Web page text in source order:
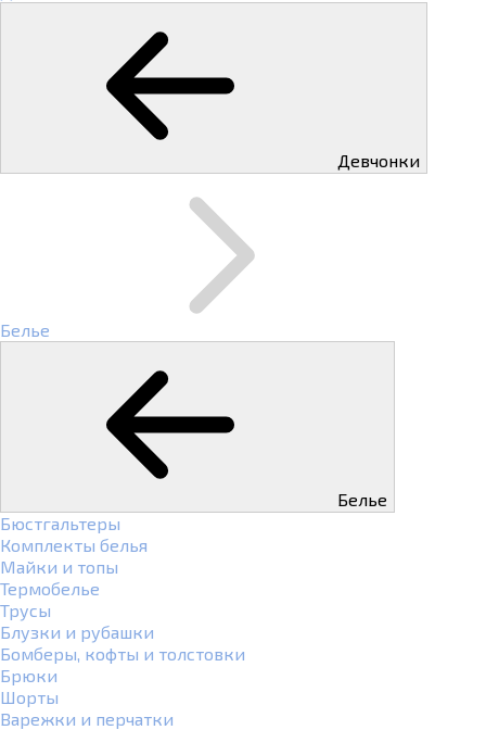
Девчонки
Белье
Белье
Бюстгальтеры
Комплекты белья
Майки и топы
Термобелье
Трусы
Блузки и рубашки
Бомберы, кофты и толстовки
Брюки
Шорты
Варежки и перчатки